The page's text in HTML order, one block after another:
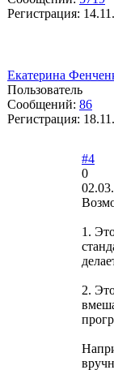
Регистрация:
Екатерина
Пользователь
Сообщений: 86
Регистрация:
#4
0
1.
2.